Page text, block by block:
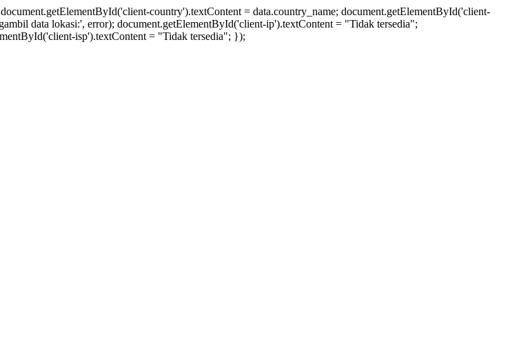
country').textContent = data.country_name; document.getElementById('client-
data lokasi:', error); document.getElementById('client-ip').textContent = "Tidak tersedia";
isp').textContent = "Tidak tersedia"; });